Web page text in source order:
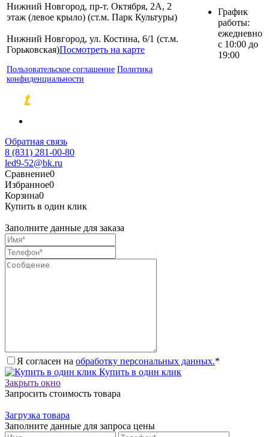
Нижний Новгород, пр-т. Октября, 2А, 2
этаж (левое крыло) (ст.м. Парк Культуры)
Нижний Новгород, ул. Костина, 6/1 (ст.м.
Горьковская)Посмотреть на карте
Пользовательское соглашение Политика
конфиденциальности
График
работы:
ежедневно
с 10:00 до
19:00
Обратная связь
8 (831) 281-00-80
led9-52@bk.ru
Сравнение0
Избранное0
Корзина0
Купить в один клик
Заполните данные для заказа
Я согласен на обработку персональных данных.*
Купить в один клик
Закрыть окно
Запросить стоимость товара
Загрузка товара
Заполните данные для запроса цены